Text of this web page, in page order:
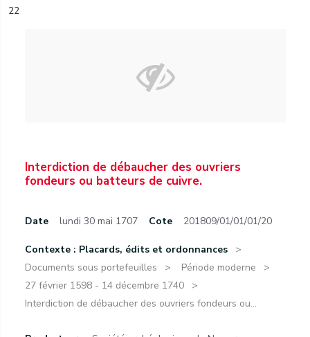
22
Interdiction de débaucher des ouvriers
fondeurs ou batteurs de cuivre.
Date lundi 30 mai 1707 Cote 201809/01/01/01/20
Contexte : Placards, édits et ordonnances
Documents sous portefeuilles
Période moderne
27 février 1598 - 14 décembre 1740
Interdiction de débaucher des ouvriers fondeurs ou...